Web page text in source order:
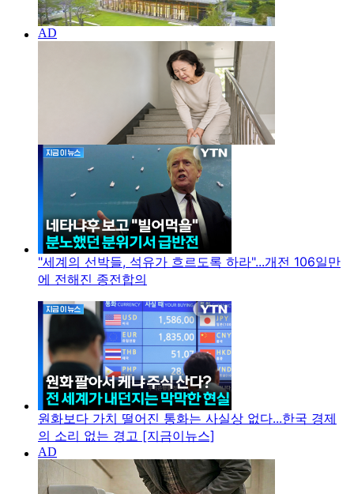
"세계의 선박들, 석유가 흐르도록 하라"...개전 106일만
에 전해진 종전합의
원화보다 가치 떨어진 통화는 사실상 없다...한국 경제
의 소리 없는 경고 [지금이뉴스]